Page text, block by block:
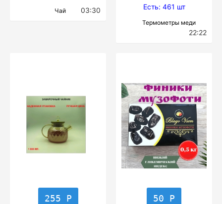
Чай 03:30
Есть: 461 шт
Термометры меди
22:22
255 Р 50 Р